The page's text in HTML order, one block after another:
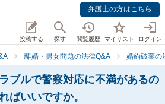
弁護士の方はこちら
投稿する 探す 閲覧履歴 マイリスト ログイン
離婚・男女問題の法律Q&A 婚約破棄の
ブルで警察対応に不満があるの
ばいいですか。